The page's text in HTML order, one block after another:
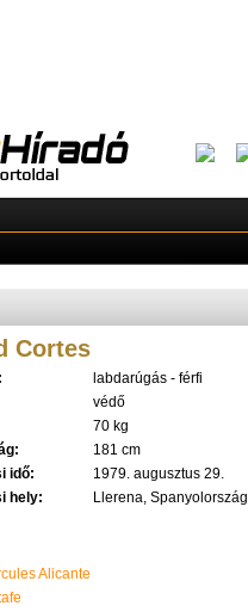
Cortes
labdarúgás - férfi
védő
70 kg
181 cm
idő:
1979. augusztus 29.
hely:
Llerena, Spanyolország
Alicante